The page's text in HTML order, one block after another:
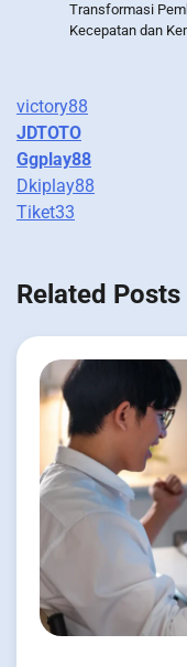
Transformasi
Kecepatan dan
victory88
JDTOTO
Ggplay88
Dkiplay88
Tiket33
Related Posts